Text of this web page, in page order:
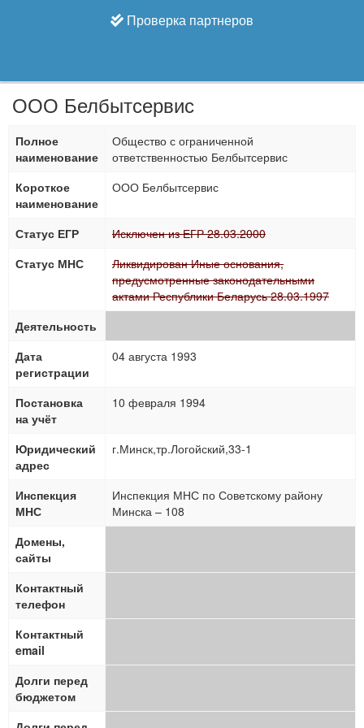
Проверка партнеров
ООО Белбытсервис
Полное
наименование
Общество с ограниченной
ответственностью Белбытсервис
Короткое
наименование
ООО Белбытсервис
Статус ЕГР
Исключен из ЕГР 28.03.2000
Статус МНС
Ликвидирован Иные основания,
предусмотренные законодательными
актами Республики Беларусь 28.03.1997
Деятельность
Дата
регистрации
04 августа 1993
Постановка
на учёт
10 февраля 1994
Юридический
адрес
г.Минск,тр.Логойский,33-1
Инспекция
МНС
Инспекция МНС по Советскому району
Минска – 108
Домены,
сайты
Контактный
телефон
Контактный
email
Долги перед
бюджетом